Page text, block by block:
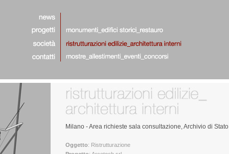
Milano - Area richieste sala consultazione, Archivio di Stato
Oggetto: Ristrutturazione